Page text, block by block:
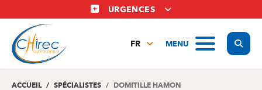
au
contenu
principal
URGENCES
MENU
FR
EN
ACCUEIL SPÉCIALISTES DOMITILLE HAMON